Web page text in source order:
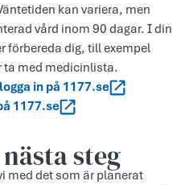
kan variera, men
vård inom 90 dagar. I din
förbereda dig, till exempel
ta med medicinlista.
in på 1177.se
1177.se
steg
med det som är planerat